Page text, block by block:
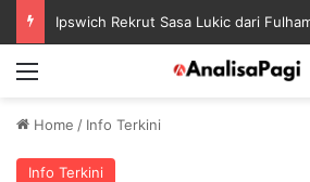
Home / Info Terkini
Info Terkini